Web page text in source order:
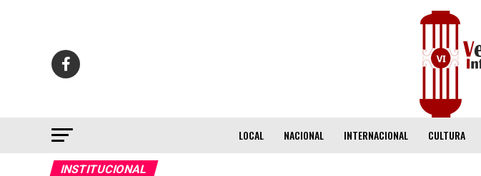
LOCAL NACIONAL INTERNACIONAL CULTURA
INSTITUCIONAL